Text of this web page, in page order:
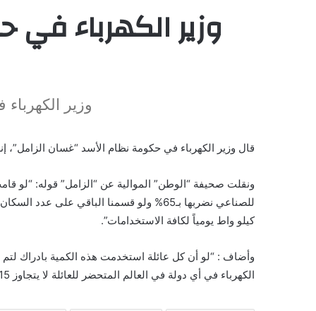
وزير الكهرباء
وزير
قال وزير الكهرباء في حكومة نظام الأسد “غسان الزامل”،
كيلو واط يومياً لكافة الاستخدامات”.
وأضاف : “لو أن كل عائلة استخدمت هذه الكمية بادراك لتم
الكهرباء في أي دولة في العالم المتحضر للعائلة لا يتجاوز 15 كيلوغراماً من الكهرباء يومياً”.